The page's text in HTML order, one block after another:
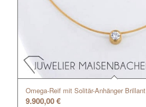
Omega-Reif mit Solitär-Anhänger Brillant
9.900,00€